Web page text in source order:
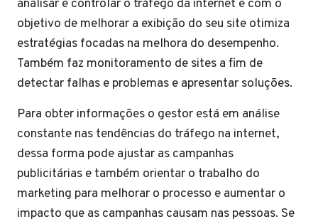
analisar e controlar o tráfego da internet e com o
objetivo de melhorar a exibição do seu site otimiza
estratégias focadas na melhora do desempenho.
Também faz monitoramento de sites a fim de
detectar falhas e problemas e apresentar soluções.
Para obter informações o gestor está em análise
constante nas tendências do tráfego na internet,
dessa forma pode ajustar as campanhas
publicitárias e também orientar o trabalho do
marketing para melhorar o processo e aumentar o
impacto que as campanhas causam nas pessoas. Se